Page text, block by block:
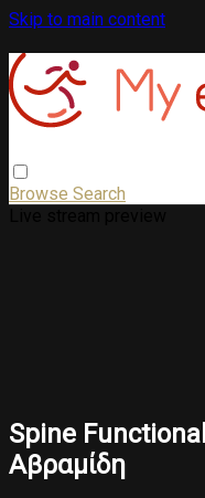
Skip to main content
Browse Search
Spine
Αβραμίδη